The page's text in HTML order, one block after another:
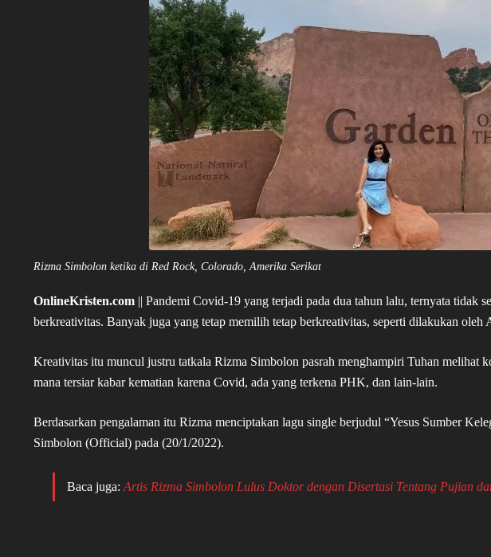
Rizma Simbolon ketika di Red Rock, Colorado, Amerika Serikat
OnlineKristen.com || Pandemi Covid-19 yang terjadi pada dua tahun lalu, ternyata tidak
berkreativitas. Banyak juga yang tetap memilih tetap berkreativitas, seperti dilakukan oleh
Kreativitas itu muncul justru tatkala Rizma Simbolon pasrah menghampiri Tuhan melihat
mana tersiar kabar kematian karena Covid, ada yang terkena PHK, dan lain-lain.
Berdasarkan pengalaman itu Rizma menciptakan lagu single berjudul “Yesus Sumber
Simbolon (Official) pada (20/1/2022).
Baca juga: Artis Rizma Simbolon Lulus Doktor dengan Disertasi Tentang Pujian